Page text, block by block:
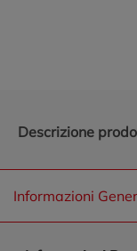
Descrizione
Informazioni